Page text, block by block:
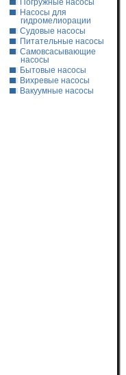
Погружные насосы
Насосы для
гидромелиорации
Судовые насосы
Питательные насосы
Самовсасывающие
насосы
Бытовые насосы
Вихревые насосы
Вакуумные насосы